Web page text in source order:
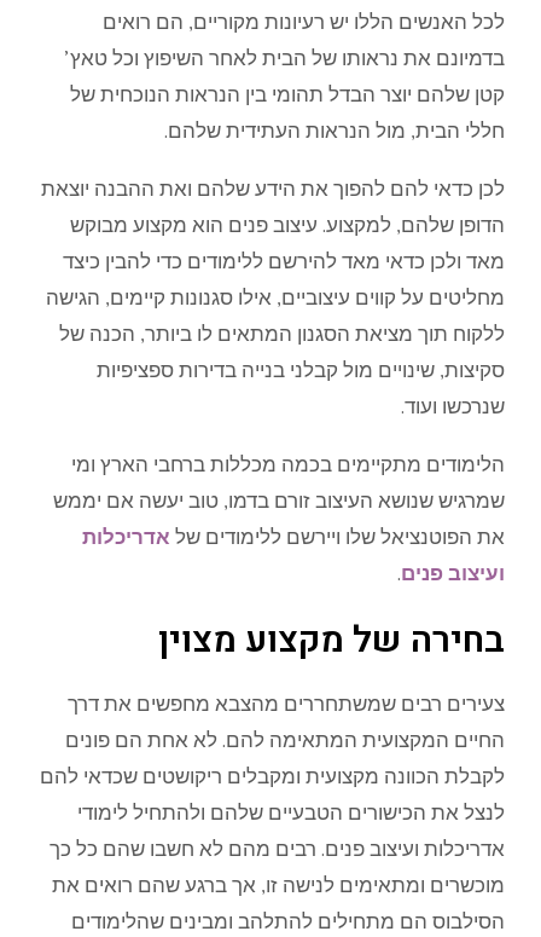
לכל האנשים הללו יש רעיונות מקוריים, הם רואים
בדמיונם את נראותו של הבית לאחר השיפוץ וכל טאץ’
קטן שלהם יוצר הבדל תהומי בין הנראות הנוכחית של
חללי הבית, מול הנראות העתידית שלהם.
לכן כדאי להם להפוך את הידע שלהם ואת ההבנה יוצאת
הדופן שלהם, למקצוע. עיצוב פנים הוא מקצוע מבוקש
מאד ולכן כדאי מאד להירשם ללימודים כדי להבין כיצד
מחליטים על קווים עיצוביים, אילו סגנונות קיימים, הגישה
ללקוח תוך מציאת הסגנון המתאים לו ביותר, הכנה של
סקיצות, שינויים מול קבלני בנייה בדירות ספציפיות
שנרכשו ועוד.
הלימודים מתקיימים בכמה מכללות ברחבי הארץ ומי
שמרגיש שנושא העיצוב זורם בדמו, טוב יעשה אם יממש
את הפוטנציאל שלו ויירשם ללימודים של אדריכלות
ועיצוב פנים.
בחירה של מקצוע מצוין
צעירים רבים שמשתחררים מהצבא מחפשים את דרך
החיים המקצועית המתאימה להם. לא אחת הם פונים
לקבלת הכוונה מקצועית ומקבלים ריקושטים שכדאי להם
לנצל את הכישורים הטבעיים שלהם ולהתחיל לימודי
אדריכלות ועיצוב פנים. רבים מהם לא חשבו שהם כל כך
מוכשרים ומתאימים לנישה זו, אך ברגע שהם רואים את
הסילבוס הם מתחילים להתלהב ומבינים שהלימודים